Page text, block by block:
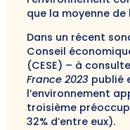
que la moyenne
Dans un récent
Conseil
(CESE) – à
France 2023 publié
l’environnement
troisième
32% d’entre eux).